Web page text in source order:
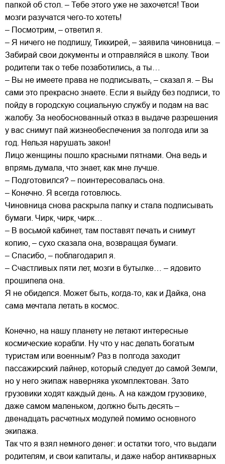
папкой об стол. – Тебе этого уже не захочется! Твои
мозги разучатся чего-то хотеть!
– Посмотрим, – ответил я.
– Я ничего не подпишу, Тиккирей, – заявила чиновница. –
Забирай свои документы и отправляйся в школу. Твои
родители так о тебе позаботились, а ты…
– Вы не имеете права не подписывать, – сказал я. – Вы
сами это прекрасно знаете. Если я выйду без подписи, то
пойду в городскую социальную службу и подам на вас
жалобу. За необоснованный отказ в выдаче разрешения
у вас снимут пай жизнеобеспечения за полгода или за
год. Нельзя нарушать закон!
Лицо женщины пошло красными пятнами. Она ведь и
впрямь думала, что знает, как мне лучше.
– Подготовился? – поинтересовалась она.
– Конечно. Я всегда готовлюсь.
Чиновница снова раскрыла папку и стала подписывать
бумаги. Чирк, чирк, чирк…
– В восьмой кабинет, там поставят печать и снимут
копию, – сухо сказала она, возвращая бумаги.
– Спасибо, – поблагодарил я.
– Счастливых пяти лет, мозги в бутылке… – ядовито
прошипела она.
Я не обиделся. Может быть, когда-то, как и Дайка, она
сама мечтала летать в космос.
Конечно, на нашу планету не летают интересные
космические корабли. Ну что у нас делать богатым
туристам или военным? Раз в полгода заходит
пассажирский лайнер, который следует до самой Земли,
но у него экипаж наверняка укомплектован. Зато
грузовики ходят каждый день. А на каждом грузовике,
даже самом маленьком, должно быть десять –
двенадцать расчетных модулей помимо основного
экипажа.
Так что я взял немного денег: и остатки того, что выдали
родителям, и свои капиталы, и даже набор антикварных